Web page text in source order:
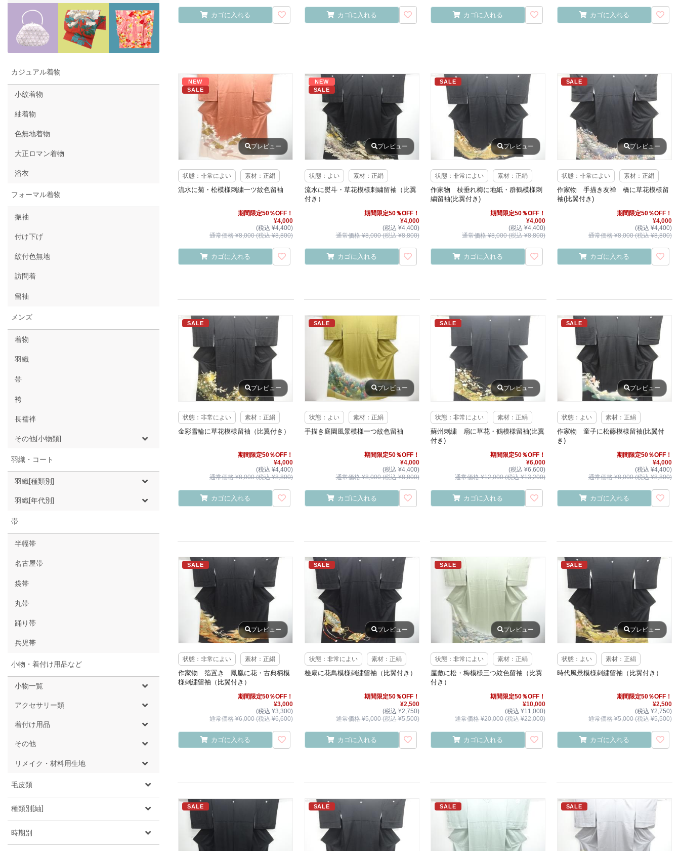
カジュアル着物
小紋着物
紬着物
色無地着物
大正ロマン着物
浴衣
フォーマル着物
振袖
付け下げ
紋付色無地
訪問着
留袖
メンズ
着物
羽織
帯
袴
長襦袢
その他[小物類]
羽織・コート
羽織[種類別]
羽織[年代別]
帯
半幅帯
名古屋帯
袋帯
丸帯
踊り帯
兵児帯
小物・着付け用品など
小物一覧
アクセサリー類
着付け用品
その他
リメイク・材料用生地
毛皮類
種類別[紬]
時期別
カゴに入れる カゴに入れる カゴに入れる カゴに入れる
NEW
SALE
プレビュー
状態：非常によい 素材：正絹
流水に菊・松模様刺繍一ツ紋色留袖
期間限定50％OFF！
¥4,000
(税込 ¥4,400)
通常価格 ¥8,000 (税込 ¥8,800)
カゴに入れる
NEW
SALE
プレビュー
状態：よい 素材：正絹
流水に熨斗・草花模様刺繍留袖（比翼
付き）
期間限定50％OFF！
¥4,000
(税込 ¥4,400)
通常価格 ¥8,000 (税込 ¥8,800)
カゴに入れる
SALE
プレビュー
状態：非常によい 素材：正絹
作家物 枝垂れ梅に地紙・群鶴模様刺
繍留袖(比翼付き)
期間限定50％OFF！
¥4,000
(税込 ¥4,400)
通常価格 ¥8,000 (税込 ¥8,800)
カゴに入れる
SALE
プレビュー
状態：非常によい 素材：正絹
作家物 手描き友禅 橋に草花模様留
袖(比翼付き)
期間限定50％OFF！
¥4,000
(税込 ¥4,400)
通常価格 ¥8,000 (税込 ¥8,800)
カゴに入れる
SALE
プレビュー
状態：非常によい 素材：正絹
金彩雪輪に草花模様留袖（比翼付き）
期間限定50％OFF！
¥4,000
(税込 ¥4,400)
通常価格 ¥8,000 (税込 ¥8,800)
カゴに入れる
SALE
プレビュー
状態：よい 素材：正絹
手描き庭園風景模様一つ紋色留袖
期間限定50％OFF！
¥4,000
(税込 ¥4,400)
通常価格 ¥8,000 (税込 ¥8,800)
カゴに入れる
SALE
プレビュー
状態：非常によい 素材：正絹
蘇州刺繍 扇に草花・鶴模様留袖(比翼
付き)
期間限定50％OFF！
¥6,000
(税込 ¥6,600)
通常価格 ¥12,000 (税込 ¥13,200)
カゴに入れる
SALE
プレビュー
状態：よい 素材：正絹
作家物 童子に松藤模様留袖(比翼付
き)
期間限定50％OFF！
¥4,000
(税込 ¥4,400)
通常価格 ¥8,000 (税込 ¥8,800)
カゴに入れる
SALE
プレビュー
状態：非常によい 素材：正絹
作家物 箔置き 鳳凰に花・古典柄模
様刺繍留袖（比翼付き）
期間限定50％OFF！
¥3,000
(税込 ¥3,300)
通常価格 ¥6,000 (税込 ¥6,600)
カゴに入れる
SALE
プレビュー
状態：非常によい 素材：正絹
桧扇に花鳥模様刺繍留袖（比翼付き）
期間限定50％OFF！
¥2,500
(税込 ¥2,750)
通常価格 ¥5,000 (税込 ¥5,500)
カゴに入れる
SALE
プレビュー
状態：非常によい 素材：正絹
屋敷に松・梅模様三つ紋色留袖（比翼
付き）
期間限定50％OFF！
¥10,000
(税込 ¥11,000)
通常価格 ¥20,000 (税込 ¥22,000)
カゴに入れる
SALE
プレビュー
状態：よい 素材：正絹
時代風景模様刺繍留袖（比翼付き）
期間限定50％OFF！
¥2,500
(税込 ¥2,750)
通常価格 ¥5,000 (税込 ¥5,500)
カゴに入れる
SALE SALE SALE SALE